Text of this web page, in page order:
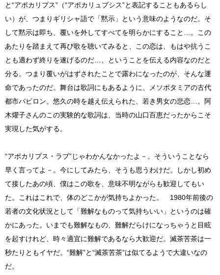
と“アポカリプス”（“アポカリュプシス”と表記することもあるらし
い）が、つまりギリシャ語で「黙示」という意味のようなのだ。そ
して黙示は即ち、覆いを外してすべてを明らかにすること…。この
あたりを踏まえて再び歌を聴いてみると、この恋は、もはや抗うこ
とも適わず終りを遂げるのだ…、ということを伝える内容なのだと
分る。つまり覆いがはずされたことで露わになったのが、そんな運
命であったのだ。舞台は歌詞にもあるように、メソポタミアの古代
都市バビロン。悠久の時を越え伝えられた、若き男女の悲恋…。阿
木燿子さんのこの実験的な歌詞は、当時の山口百恵だったからこそ
実現した気がする。
“アポカリプス・ラブ”じゃわかんなかったよ－。そういうことなら
早く言ってよ－。今にしてみたら、そうも思うわけだ。しかし初め
て接したあの頃、僕はこの歌を、意味不明ながらも歓迎してもい
た。これはこれで、体のどこかが気持ちよかった。 1980年前後の
若者の文化状況として「難解なものって気持ちいい」というのは確
かにあった。いまでも難解なもの、難解だらけになっちゃうと目眩
を起すけれど、時々適宜に難解であるなら大歓迎だ。滅茶苦茶は一
秒たりともイヤだ。“難解”と“滅茶苦茶”は似てるようで大違いなの
だ。